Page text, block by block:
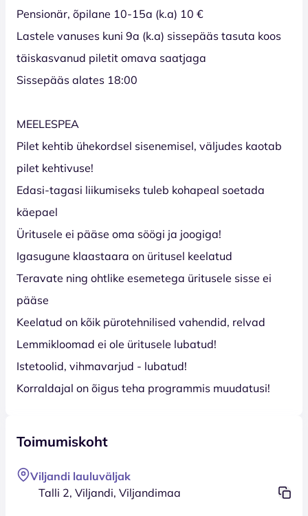
Pensionär, õpilane 10-15a (k.a) 10 €
Lastele vanuses kuni 9a (k.a) sissepääs tasuta koos
täiskasvanud piletit omava saatjaga
Sissepääs alates 18:00
MEELESPEA
Pilet kehtib ühekordsel sisenemisel, väljudes kaotab
pilet kehtivuse!
Edasi-tagasi liikumiseks tuleb kohapeal soetada
käepael
Üritusele ei pääse oma söögi ja joogiga!
Igasugune klaastaara on üritusel keelatud
Teravate ning ohtlike esemetega üritusele sisse ei
pääse
Keelatud on kõik pürotehnilised vahendid, relvad
Lemmikloomad ei ole üritusele lubatud!
Istetoolid, vihmavarjud - lubatud!
Korraldajal on õigus teha programmis muudatusi!
Toimumiskoht
Viljandi lauluväljak
Talli 2, Viljandi, Viljandimaa